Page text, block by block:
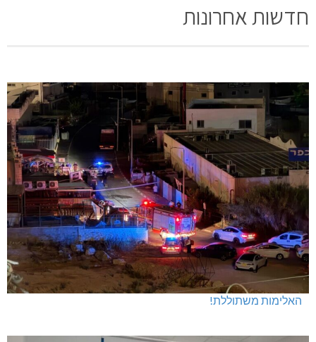
חדשות אחרונות
האלימות משתוללת!